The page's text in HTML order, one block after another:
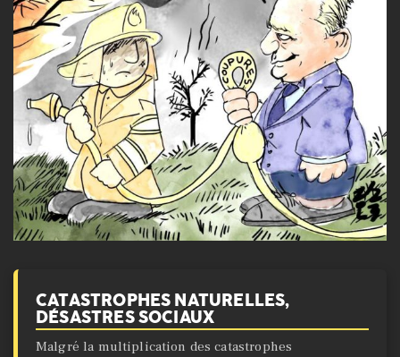
CATASTROPHES NATURELLES,
DÉSASTRES SOCIAUX
Malgré la multiplication des catastrophes